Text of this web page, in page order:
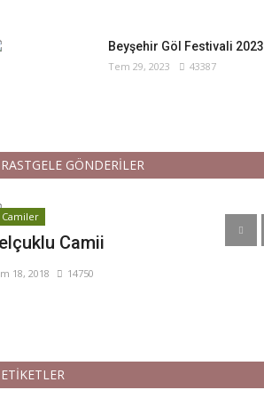
Beyşehir Göl Festivali 2023
Tem 29, 2023 43387
RASTGELE GÖNDERİLER
Camiler
Camii
18, 2018 14750
ETİKETLER